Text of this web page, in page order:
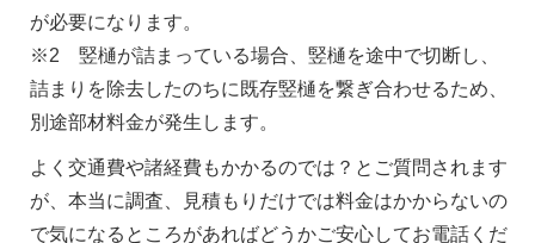
が必要になります。
※2 竪樋が詰まっている場合、竪樋を途中で切断し、
詰まりを除去したのちに既存竪樋を繋ぎ合わせるため、
別途部材料金が発生します。
よく交通費や諸経費もかかるのでは？とご質問されます
が、本当に調査、見積もりだけでは料金はかからないの
で気になるところがあればどうかご安心してお電話くだ